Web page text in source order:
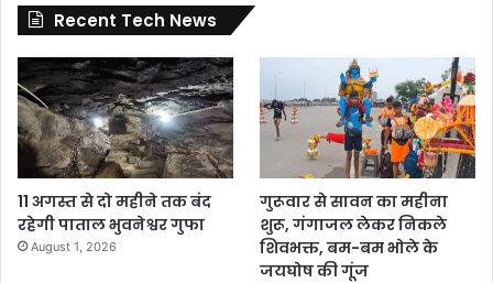
Recent Tech News
11 अगस्त से दो महीने तक बंद
रहेगी पाताल भुवनेश्वर गुफा
August 1, 2026
गुरूवार से सावन का महीना
शुरू, गंगाजल लेकर निकले
शिवभक्त, बम-बम भोले के
जयघोष की गूंज